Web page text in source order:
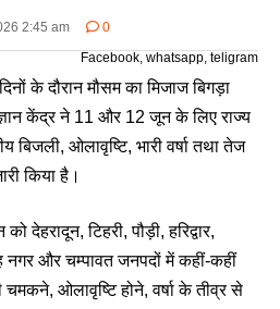
2:45 am
0
Facebook, whatsapp, teligram
के दौरान मौसम का मिजाज बिगड़ा
केंद्र ने 11 और 12 जून के लिए राज्य
ओलावृष्टि, भारी वर्षा तथा तेज
किया है।
देहरादून, टिहरी, पौड़ी, हरिद्वार,
नगर और चम्पावत जनपदों में कहीं-कहीं
ओलावृष्टि होने, वर्षा के तीव्र से